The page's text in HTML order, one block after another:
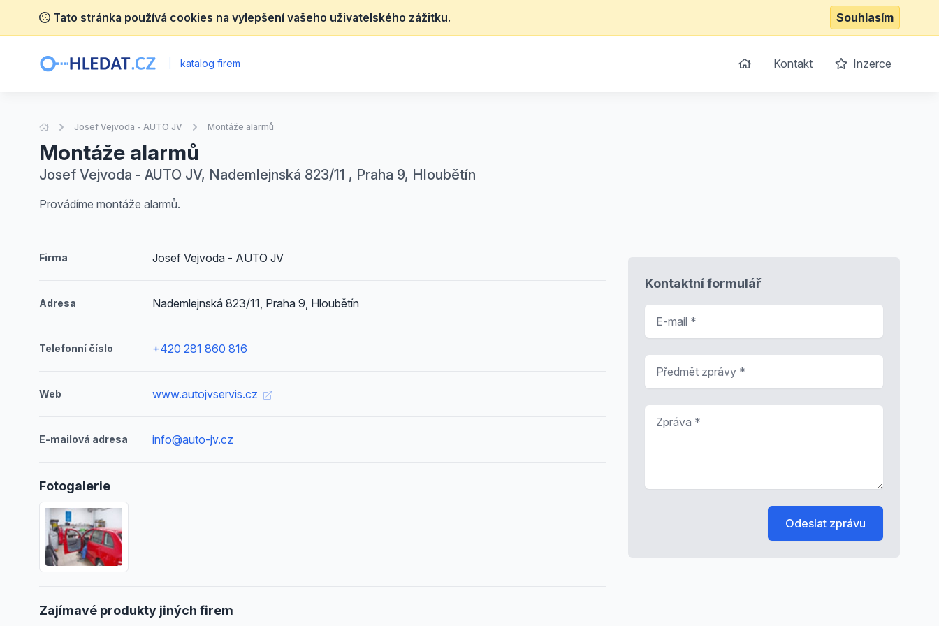
Tato stránka používá cookies na vylepšení vašeho uživatelského zážitku. Souhlasím
katalog firem Kontakt Inzerce
Úvodní stránka
Josef Vejvoda - AUTO JV Montáže alarmů
Montáže alarmů
Josef Vejvoda - AUTO JV, Nademlejnská 823/11 , Praha 9, Hloubětín
Provádíme montáže alarmů.
Firma Josef Vejvoda - AUTO JV
Adresa Nademlejnská 823/11, Praha 9, Hloubětín
Telefonní číslo +420 281 860 816
Web www.autojvservis.cz
E-mailová adresa info@auto-jv.cz
Fotogalerie
Zajímavé produkty jiných firem
Kontaktní formulář
Odeslat zprávu